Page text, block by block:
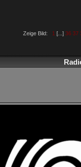
Zeige Bild: 1 [...] 36 37